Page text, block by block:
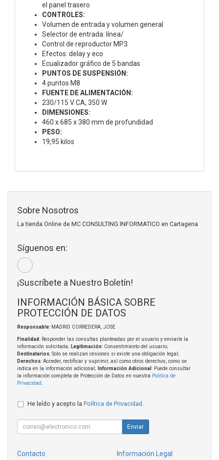
el panel trasero
CONTROLES:
Volumen de entrada y volumen general
Selector de entrada: línea/
Control de reproductor MP3
Efectos: delay y eco
Ecualizador gráfico de 5 bandas
PUNTOS DE SUSPENSIÓN:
4 puntos M8
FUENTE DE ALIMENTACIÓN:
230/115 V CA, 350 W
DIMENSIONES:
460 x 685 x 380 mm de profundidad
PESO:
19,95 kilos
Sobre Nosotros
La tienda Online de MC CONSULTING INFORMATICO en Cartagena
Síguenos en:
¡Suscríbete a Nuestro Boletín!
INFORMACIÓN BÁSICA SOBRE
PROTECCIÓN DE DATOS
Responsable: MADRID CORREDERA, JOSE
Finalidad: Responder las consultas planteadas por el usuario y enviarle la
información solicitada; Legitimación: Consentimiento del usuario;
Destinatarios: Solo se realizan cesiones si existe una obligación legal;
Derechos: Acceder, rectificar y suprimir, así como otros derechos, como se
indica en la información adicional;
Información Adicional : Puede consultar
la información completa de Protección de Datos en nuestra Política de
Privacidad
He leído y acepto la Política de Privacidad
Enviar
Contacto
Información Legal